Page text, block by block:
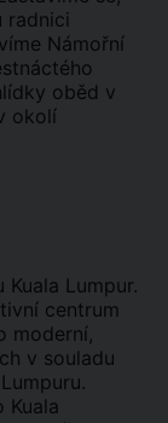
radnici
Námořní
oběd v
okolí
Lumpur.
centrum
moderní,
v souladu
Kuala